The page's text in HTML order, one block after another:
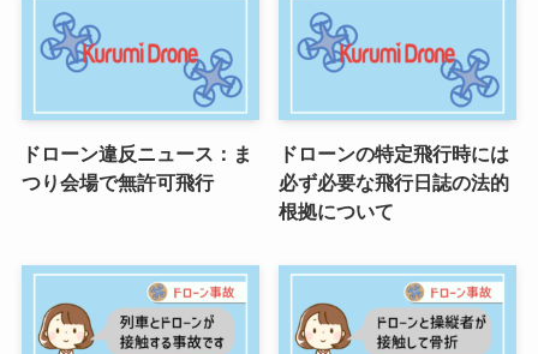
ドローン違反ニュース：ま
つり会場で無許可飛行
ドローンの特定飛行時には
必ず必要な飛行日誌の法的
根拠について